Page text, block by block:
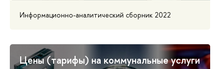
Информационно-аналитический сборник 2022
Цены (тарифы) на коммунальные услуги